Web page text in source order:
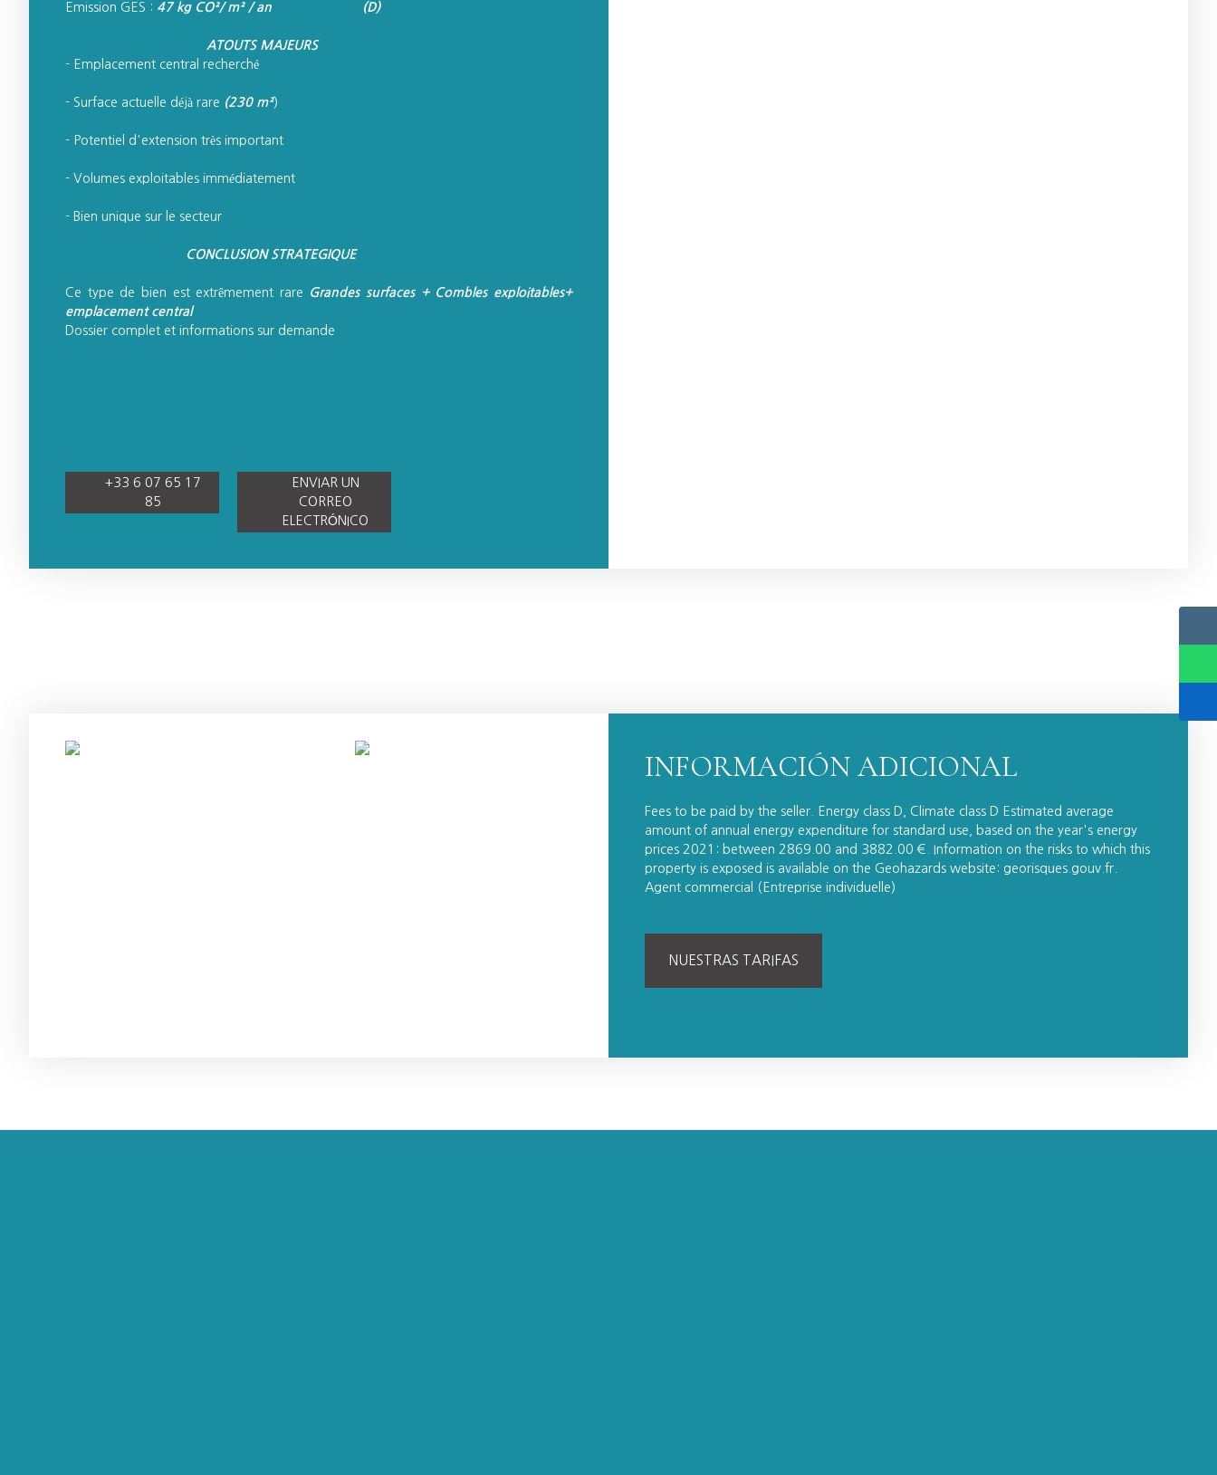
Emission GES : 47 kg CO²/ m² / an (D)
ATOUTS MAJEURS
- Emplacement central recherché
- Surface actuelle déjà rare (230 m²)
- Potentiel d'extension très important
- Volumes exploitables immédiatement
- Bien unique sur le secteur
CONCLUSION STRATEGIQUE
Ce type de bien est extrêmement rare Grandes surfaces + Combles exploitables+
emplacement central
Dossier complet et informations sur demande
+33 6 07 65 17
85
ENVIAR UN
CORREO
ELECTRÓNICO
INFORMACIÓN ADICIONAL
Fees to be paid by the seller. Energy class D, Climate class D Estimated average
amount of annual energy expenditure for standard use, based on the year's energy
prices 2021: between 2869.00 and 3882.00 €. Information on the risks to which this
property is exposed is available on the Geohazards website: georisques.gouv.fr.
Agent commercial (Entreprise individuelle)
NUESTRAS TARIFAS